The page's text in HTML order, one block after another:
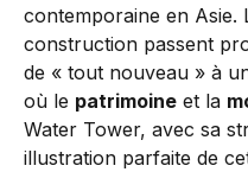
contemporaine en Asie.
construction passent
de « tout nouveau » à
où le patrimoine et la
Water Tower, avec sa
illustration parfaite de